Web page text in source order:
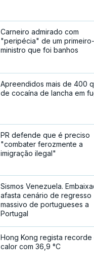
Carneiro admirado com
"peripécia" de um primeiro-
ministro que foi banhos
Apreendidos mais de 400
de cocaína de lancha em
PR defende que é preciso
"combater ferozmente a
imigração ilegal"
Sismos Venezuela.
afasta cenário de regresso
massivo de portugueses a
Portugal
Hong Kong regista recorde
calor com 36,9 °C